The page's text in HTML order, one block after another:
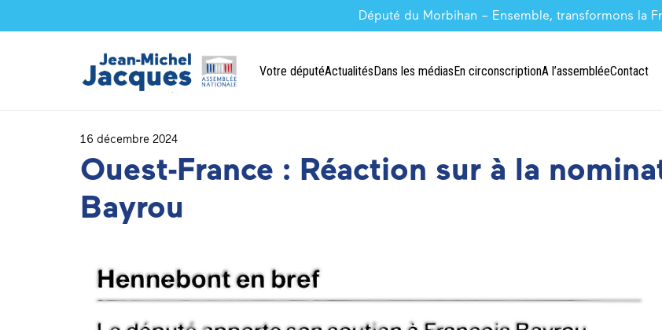
Député du Morbihan – Ensemble, transformons la
Votre députéActualitésDans les médiasEn circonscriptionA l’assembléeContact
16 décembre 2024
Ouest-France : Réaction sur à la
Bayrou